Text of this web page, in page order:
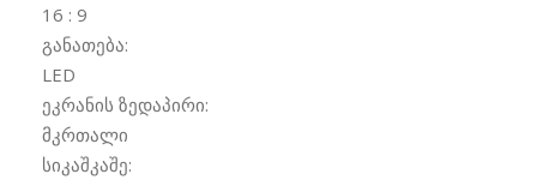
16 : 9
განათება:
LED
ეკრანის ზედაპირი:
მკრთალი
სიკაშკაშე: